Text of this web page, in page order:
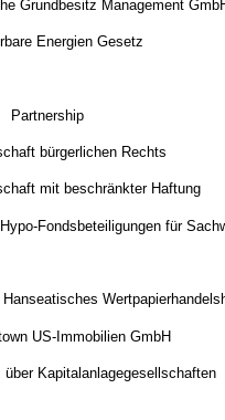
Grundbesitz Management
Energien Gesetz
Partnership
bürgerlichen Rechts
mit beschränkter Haftung
Fondsbeteiligungen für
Hanseatisches
US-Immobilien GmbH
über Kapitalanlagegesellschaften